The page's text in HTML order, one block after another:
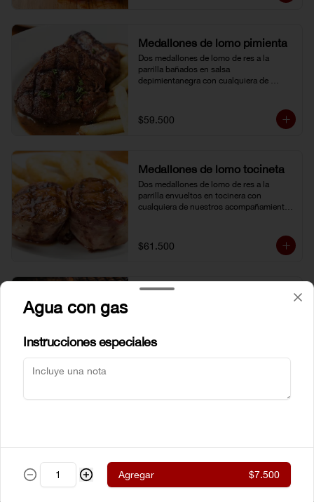
Medallones de lomo pimienta
Dos medallones de lomo de res a la
parrilla bañados en salsa
depimientanegra con cualquiera de
$59.500
Medallones de lomo tocineta
Dos medallones de lomo de res a la
parrilla envueltos en tocinera con
cualquiera de nuestros acompañamientos
$61.500
Beef ® al estilo neoyorkino, acompañado
de nuestros acompañamientos y
Agua con gas
Instrucciones especiales
Agregar $7.500